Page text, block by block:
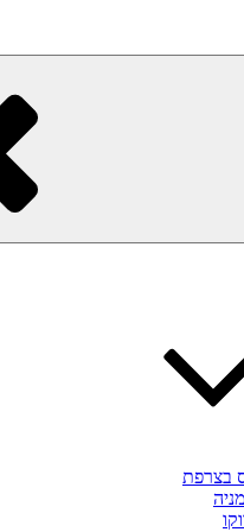
בצרפת